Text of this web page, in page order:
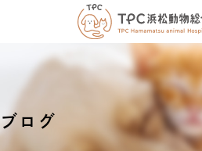
ブログ